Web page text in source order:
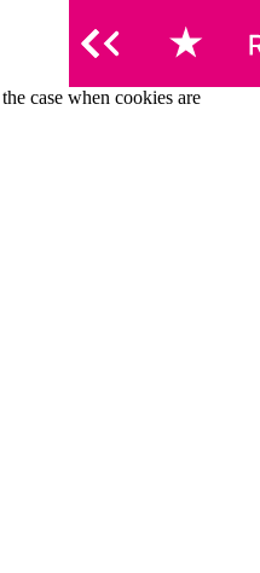
case when cookies are